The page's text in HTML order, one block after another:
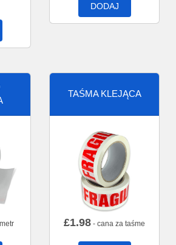
DODAJ
TAŚMA KLEJĄCA
£1.98 - cana za taśme